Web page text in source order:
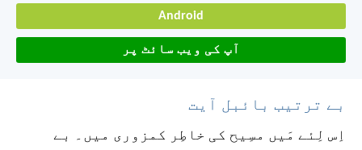
Android
آپ کی ویب سائٹ پر
بے ترتیب بائبل آیت
اِس لِئے مَیں مسِیح کی خاطِر کمزوری میں۔ بے